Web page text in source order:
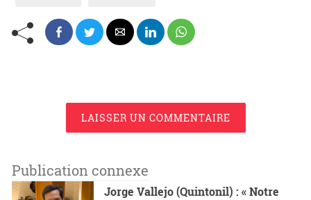
LAISSER UN COMMENTAIRE
Publication connexe
Jorge Vallejo (Quintonil) : « Notre